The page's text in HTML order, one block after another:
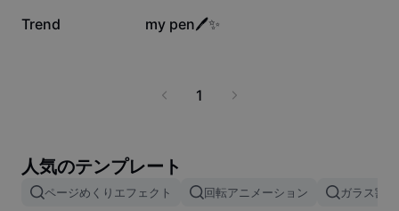
画像結合
73
Trend 40
my pen🖊️✨
1
人気のテンプレート
ページめくりエフェクト 回転アニメーション ガラス割